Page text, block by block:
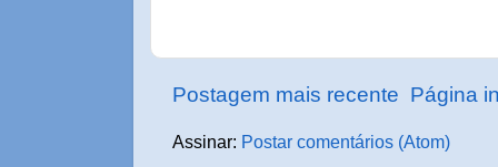
Postagem mais recente Página
Assinar: Postar comentários (Atom)